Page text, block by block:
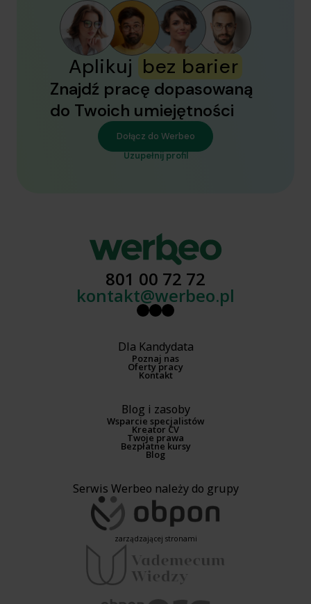
Aplikuj bez barier
Znajdź pracę dopasowaną
do Twoich umiejętności
Dołącz do Werbeo
Uzupełnij profil
801 00 72 72
kontakt@werbeo.pl
Dla Kandydata
Poznaj nas
Oferty pracy
Kontakt
Blog i zasoby
Wsparcie specjalistów
Kreator CV
Twoje prawa
Bezpłatne kursy
Blog
Serwis Werbeo należy do grupy
zarządzającej stronami